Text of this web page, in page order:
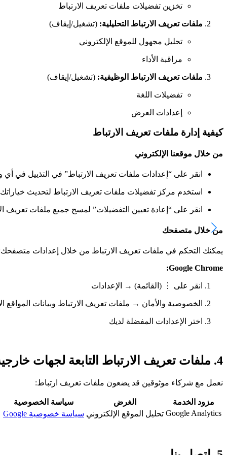
تخزين تفضيلات ملفات تعريف الارتباط
ملفات تعريف الارتباط التحليلية: (تشغيل/إيقاف)
تحليل مجهول للموقع الإلكتروني
مراقبة الأداء
ملفات تعريف الارتباط الوظيفية: (تشغيل/إيقاف)
تفضيلات اللغة
إعدادات العرض
كيفية إدارة ملفات تعريف الارتباط
من خلال موقعنا الإلكتروني
انقر على “إعدادات ملفات تعريف الارتباط” في التذييل في
استخدم مركز تفضيلات ملفات تعريف الارتباط لتحديث خياراتك
انقر على “إعادة تعيين التفضيلات” لمسح جميع ملفات تعريف
من خلال متصفحك
يمكنك التحكم في ملفات تعريف الارتباط من خلال إعدادات
Google Chrome:
انقر على ⋮ (القائمة) → الإعدادات
الخصوصية والأمان → ملفات تعريف الارتباط وبيانات المواقع
اختر الإعدادات المفضلة لديك
4. ملفات تعريف الارتباط التابعة لجهات خارجية
نعمل مع شركاء موثوقين قد يضعون ملفات تعريف ارتباط:
مزود الخدمة الغرض
سياسة الخصوصية
Google Analytics تحليل الموقع الإلكتروني سياسة خصوصية Google